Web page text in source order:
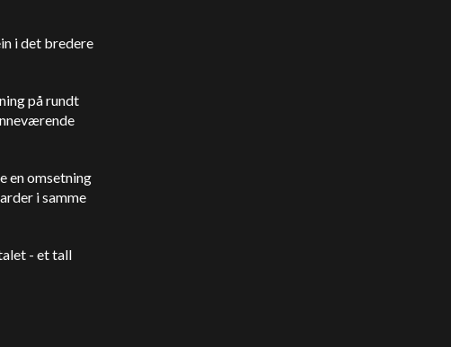
i det bredere
på rundt
en omsetning
i samme
- et tall